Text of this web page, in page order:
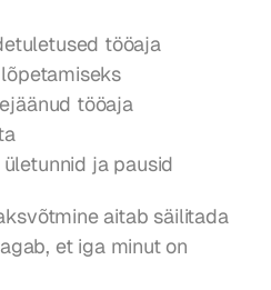
tööaja
tööaja
ja pausid
aitab säilitada
et iga minut on